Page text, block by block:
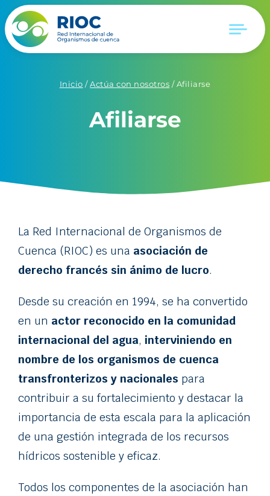
Inicio /Actúa con nosotros /Afiliarse
Afiliarse
La Red Internacional de Organismos de
Cuenca (RIOC) es una asociación de
derecho francés sin ánimo de lucro.
Desde su creación en 1994, se ha convertido
en un actor reconocido en la comunidad
internacional del agua, interviniendo en
nombre de los organismos de cuenca
transfronterizos y nacionales para
contribuir a su fortalecimiento y destacar la
importancia de esta escala para la aplicación
de una gestión integrada de los recursos
hídricos sostenible y eficaz.
Todos los componentes de la asociación han